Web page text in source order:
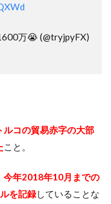
万😭 (@tryjpyFX)
ルコの貿易赤字の大部
こと。
今年2018年10月までの
を記録していることな